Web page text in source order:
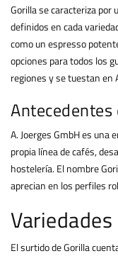
Gorilla se caracteriza
definidos en cada
como un espresso
opciones para todos los
regiones y se tuestan en
Antecedentes
A. Joerges GmbH es una
propia línea de cafés,
hostelería. El nombre
aprecian en los perfiles
El surtido de Gorilla